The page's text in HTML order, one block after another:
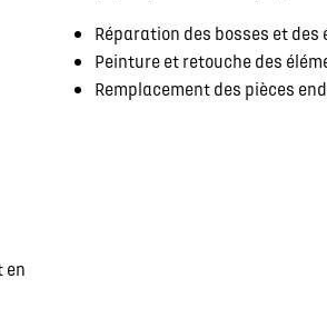
Réparation des bosses et des
Peinture et retouche des
Remplacement des pièces
en